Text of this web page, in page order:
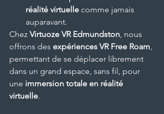
réalité virtuelle comme jamais
auparavant.
Chez Virtuoze VR Edmundston, nous
offrons des expériences VR Free Roam,
permettant de se déplacer librement
dans un grand espace, sans fil, pour
une immersion totale en réalité
virtuelle.